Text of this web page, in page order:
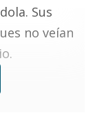
Sus
no veían